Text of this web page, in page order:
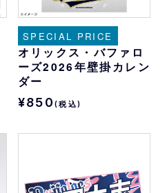
SPECIAL PRICE
オリックス・バファロ
ーズ2026年壁掛カレン
ダー
¥850(税込)